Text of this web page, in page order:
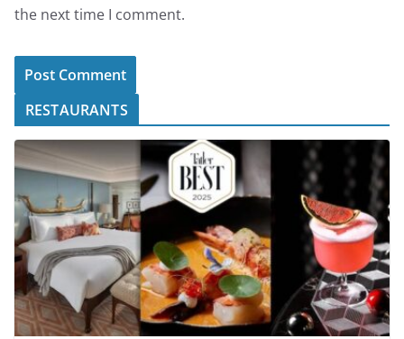
the next time I comment.
RESTAURANTS